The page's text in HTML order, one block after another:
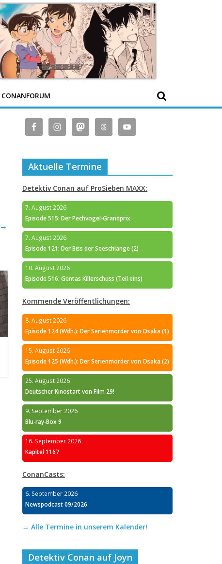
CONANFORUM
→
Aktuelle Termine
Detektiv Conan auf ProSieben MAXX:
7. August 2026
Episode 515: Der Pechvogel-Grandprix
7. August 2026
Episode 121: Der Biss der Seeschlange (2)
10. August 2026
Episode 516: Gentas Killerschuss (Teil eins)
Kommende Veröffentlichungen:
8. August 2026
Episode 124 (Wdh.): Der Serienmörder von Osaka (1)
15. August 2026
Episode 125 (Wdh.): Der Serienmörder von Osaka (2)
25. August 2026
Deutscher Kinostart von Film 29!
9. September 2026
Blu-ray-Box 9
16. September 2026
Kapitel 1167
ConanCasts:
6. September 2026
Newspodcast 09/2026
→ Alle Termine in unserem Kalender!
Detektiv Conan auf Joyn